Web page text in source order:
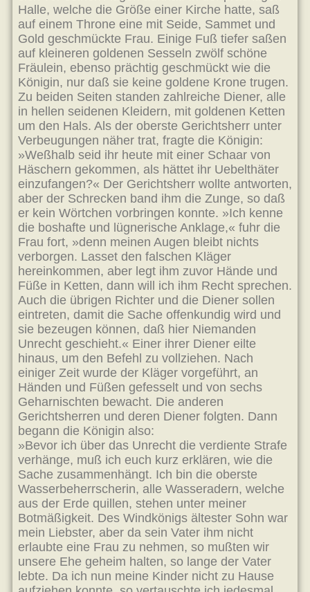
Halle, welche die Größe einer Kirche hatte, saß
auf einem Throne eine mit Seide, Sammet und
Gold geschmückte Frau. Einige Fuß tiefer saßen
auf kleineren goldenen Sesseln zwölf schöne
Fräulein, ebenso prächtig geschmückt wie die
Königin, nur daß sie keine goldene Krone trugen.
Zu beiden Seiten standen zahlreiche Diener, alle
in hellen seidenen Kleidern, mit goldenen Ketten
um den Hals. Als der oberste Gerichtsherr unter
Verbeugungen näher trat, fragte die Königin:
»Weßhalb seid ihr heute mit einer Schaar von
Häschern gekommen, als hättet ihr Uebelthäter
einzufangen?« Der Gerichtsherr wollte antworten,
aber der Schrecken band ihm die Zunge, so daß
er kein Wörtchen vorbringen konnte. »Ich kenne
die boshafte und lügnerische Anklage,« fuhr die
Frau fort, »denn meinen Augen bleibt nichts
verborgen. Lasset den falschen Kläger
hereinkommen, aber legt ihm zuvor Hände und
Füße in Ketten, dann will ich ihm Recht sprechen.
Auch die übrigen Richter und die Diener sollen
eintreten, damit die Sache offenkundig wird und
sie bezeugen können, daß hier Niemanden
Unrecht geschieht.« Einer ihrer Diener eilte
hinaus, um den Befehl zu vollziehen. Nach
einiger Zeit wurde der Kläger vorgeführt, an
Händen und Füßen gefesselt und von sechs
Geharnischten bewacht. Die anderen
Gerichtsherren und deren Diener folgten. Dann
begann die Königin also:
»Bevor ich über das Unrecht die verdiente Strafe
verhänge, muß ich euch kurz erklären, wie die
Sache zusammenhängt. Ich bin die oberste
Wasserbeherrscherin, alle Wasseradern, welche
aus der Erde quillen, stehen unter meiner
Botmäßigkeit. Des Windkönigs ältester Sohn war
mein Liebster, aber da sein Vater ihm nicht
erlaubte eine Frau zu nehmen, so mußten wir
unsere Ehe geheim halten, so lange der Vater
lebte. Da ich nun meine Kinder nicht zu Hause